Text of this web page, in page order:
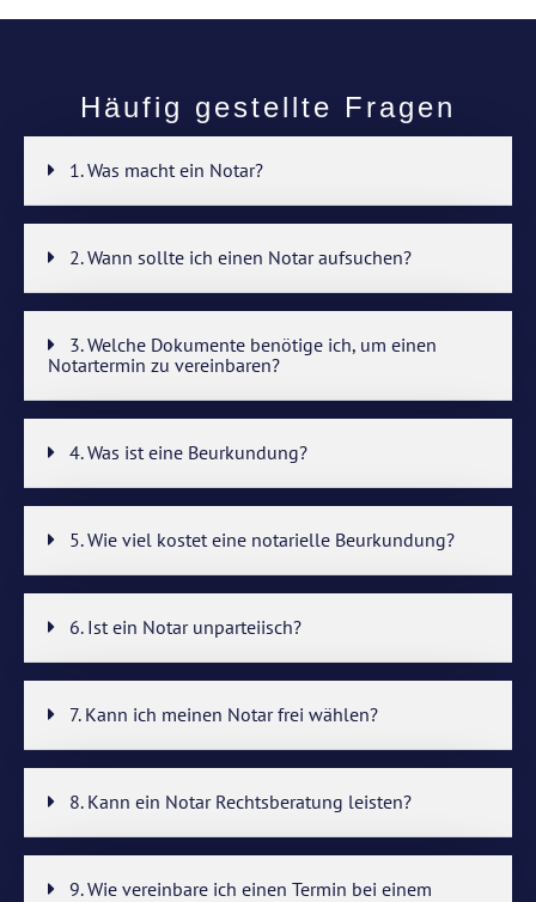
Häufig gestellte Fragen
1. Was macht ein Notar?
2. Wann sollte ich einen Notar aufsuchen?
3. Welche Dokumente benötige ich, um einen
Notartermin zu vereinbaren?
4. Was ist eine Beurkundung?
5. Wie viel kostet eine notarielle Beurkundung?
6. Ist ein Notar unparteiisch?
7. Kann ich meinen Notar frei wählen?
8. Kann ein Notar Rechtsberatung leisten?
9. Wie vereinbare ich einen Termin bei einem